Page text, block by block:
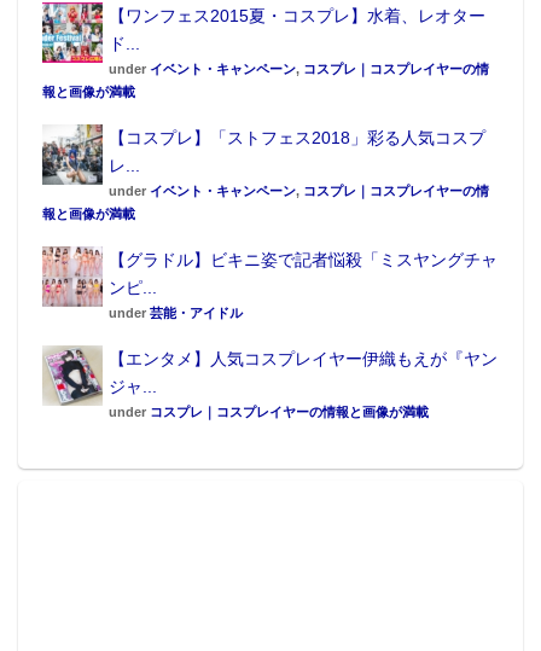
【ワンフェス2015夏・コスプレ】水着、レオター
ド...
under イベント・キャンペーン, コスプレ｜コスプレイヤーの情
報と画像が満載
【コスプレ】「ストフェス2018」彩る人気コスプ
レ...
under イベント・キャンペーン, コスプレ｜コスプレイヤーの情
報と画像が満載
【グラドル】ビキニ姿で記者悩殺「ミスヤングチャ
ンピ...
under 芸能・アイドル
【エンタメ】人気コスプレイヤー伊織もえが『ヤン
ジャ...
under コスプレ｜コスプレイヤーの情報と画像が満載